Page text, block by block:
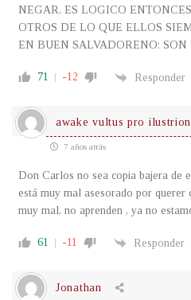
NEGAR, ES LOGICO
OTROS DE LO QUE ELLOS
EN BUEN SALVADORENO:
71 -12 Responder
awake vultus pro
7 años atrás
Don Carlos no sea copia bajera de
está muy mal asesorado por
muy mal, no aprenden , ya no
61 -11 Responder
Jonathan